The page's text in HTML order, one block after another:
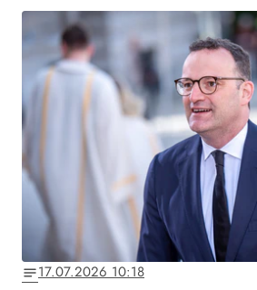
notes17.07.2026 10:18